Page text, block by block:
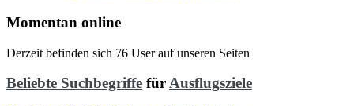
Momentan online
Derzeit befinden sich 76 User auf unseren Seiten
Beliebte Suchbegriffe fürAusflugsziele